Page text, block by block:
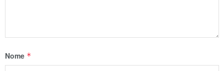
Nome *